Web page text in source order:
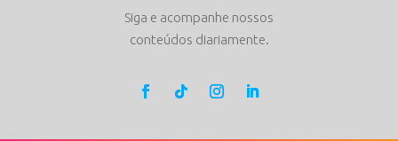
Siga e acompanhe nossos
conteúdos diariamente.